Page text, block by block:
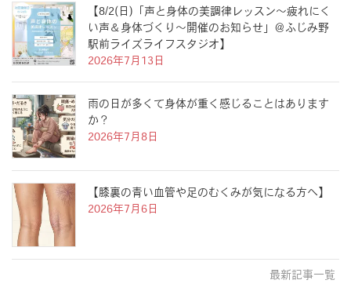
【8/2(日)「声と身体の美調律レッスン〜疲れにく
い声＆身体づくり〜開催のお知らせ」＠ふじみ野
駅前ライズライフスタジオ】
2026年7月13日
雨の日が多くて身体が重く感じることはあります
か？
2026年7月8日
【膝裏の青い血管や足のむくみが気になる方へ】
2026年7月6日
最新記事一覧